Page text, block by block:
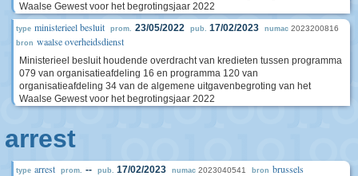
Waalse Gewest voor het begrotingsjaar 2022
type ministerieel besluit prom. 23/05/2022 pub. 17/02/2023 numac 2023200816
bron waalse overheidsdienst
Ministerieel besluit houdende overdracht van kredieten tussen programma
079 van organisatieafdeling 16 en programma 120 van
organisatieafdeling 34 van de algemene uitgavenbegroting van het
Waalse Gewest voor het begrotingsjaar 2022
arrest
type arrest prom. -- pub. 17/02/2023 numac 2023040541 bron brussels